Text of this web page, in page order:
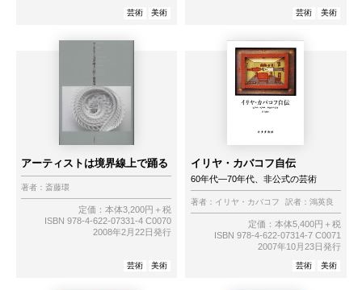
芸術 美術 芸術 美術
アーティストは境界線上で踊る
著者： 斎藤環
定価：本体3,200円＋税
ISBN 978-4-622-07331-4 C0070
2008年2月22日発行
芸術 美術
イリヤ・カバコフ自伝
60年代―70年代、非公式の芸術
著者： イリヤ・カバコフ 訳者： 鴻英良
定価：本体5,400円＋税
ISBN 978-4-622-07314-7 C0071
2007年10月23日発行
芸術 美術